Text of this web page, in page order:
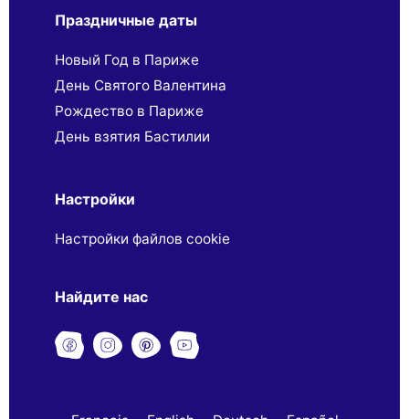
Праздничные даты
Новый Год в Париже
День Святого Валентина
Рождество в Париже
День взятия Бастилии
Настройки
Настройки файлов cookie
Найдите нас